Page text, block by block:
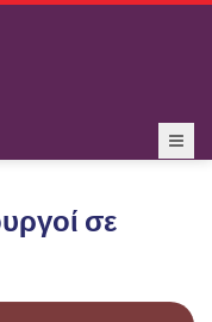
σε